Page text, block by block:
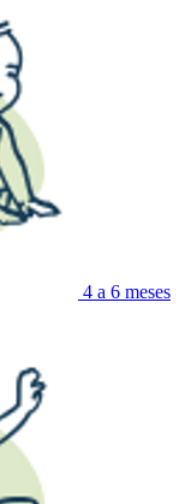
4 a 6 meses